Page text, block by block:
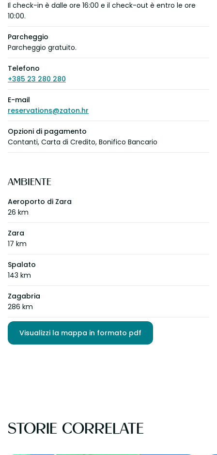
Il check-in è dalle ore 16:00 e il check-out è entro le ore
10:00.
Parcheggio
Parcheggio gratuito.
Telefono
+385 23 280 280
E-mail
reservations@zaton.hr
Opzioni di pagamento
Contanti, Carta di Credito, Bonifico Bancario
AMBIENTE
Aeroporto di Zara
26 km
Zara
17 km
Spalato
143 km
Zagabria
286 km
Visualizzi la mappa in formato pdf
STORIE CORRELATE